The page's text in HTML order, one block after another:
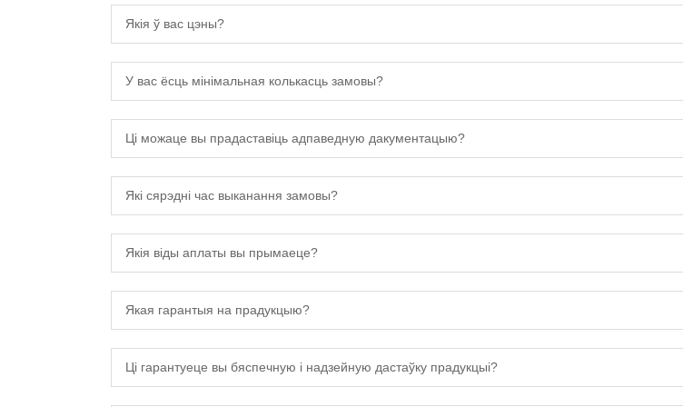
Якія ў вас цэны?
У вас ёсць мінімальная колькасць замовы?
Ці можаце вы прадаставіць адпаведную дакументацыю?
Які сярэдні час выканання замовы?
Якія віды аплаты вы прымаеце?
Якая гарантыя на прадукцыю?
Ці гарантуеце вы бяспечную і надзейную дастаўку прадукцыі?